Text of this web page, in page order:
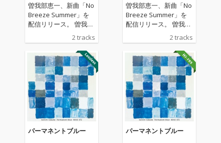
曽我部恵一、新曲「No
Breeze Summer」を
配信リリース。 曽我部
が全曲の作詞を手がけ
た関美彦のアルバム
「WEEKEND」の収録
曲を曽我部自身が歌
い、演奏した作品。表
題曲「No Breeze Sum
mer」は、夏の気だる
い感情をアシッドフォ
ーキーなアコースティ
ックサウンドで表現し
た楽曲であり、カップ
リング曲「ドミンゴ」
2 tracks
曽我部恵一、新曲「No
Breeze Summer」を
配信リリース。 曽我部
が全曲の作詞を手がけ
た関美彦のアルバム
「WEEKEND」の収録
曲を曽我部自身が歌
い、演奏した作品。表
題曲「No Breeze Sum
mer」は、夏の気だる
い感情をアシッドフォ
ーキーなアコースティ
ックサウンドで表現し
た楽曲であり、カップ
リング曲「ドミンゴ」
2 tracks
パーマネントブルー パーマネントブルー